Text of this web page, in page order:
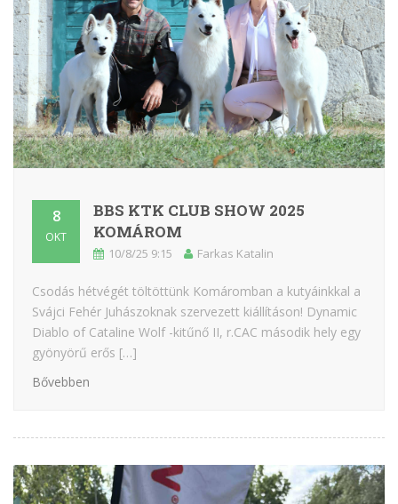
8
OKT
BBS KTK CLUB SHOW 2025
KOMÁROM
10/8/25 9:15 Farkas Katalin
Csodás hétvégét töltöttünk Komáromban a kutyáinkkal a
Svájci Fehér Juhászoknak szervezett kiállításon! Dynamic
Diablo of Cataline Wolf -kitűnő II, r.CAC második hely egy
gyönyörű erős […]
Bővebben